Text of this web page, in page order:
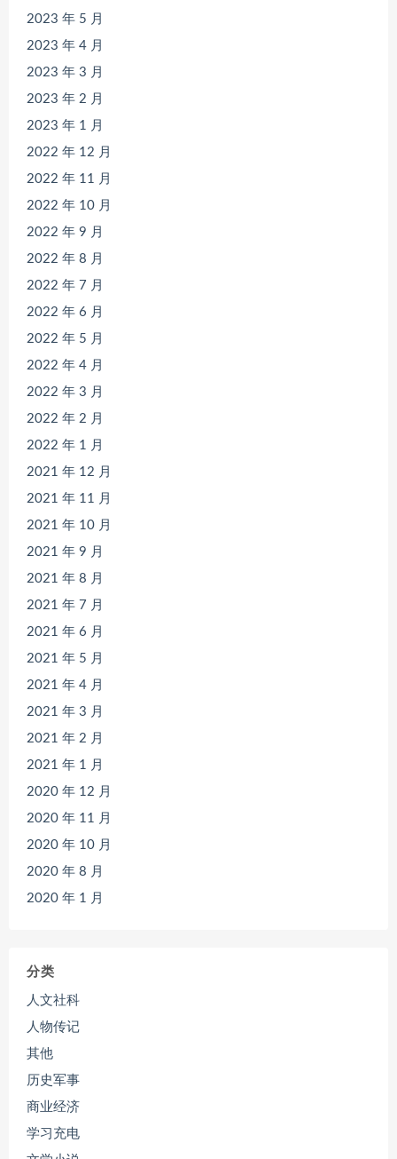
2023 年 5 月
2023 年 4 月
2023 年 3 月
2023 年 2 月
2023 年 1 月
2022 年 12 月
2022 年 11 月
2022 年 10 月
2022 年 9 月
2022 年 8 月
2022 年 7 月
2022 年 6 月
2022 年 5 月
2022 年 4 月
2022 年 3 月
2022 年 2 月
2022 年 1 月
2021 年 12 月
2021 年 11 月
2021 年 10 月
2021 年 9 月
2021 年 8 月
2021 年 7 月
2021 年 6 月
2021 年 5 月
2021 年 4 月
2021 年 3 月
2021 年 2 月
2021 年 1 月
2020 年 12 月
2020 年 11 月
2020 年 10 月
2020 年 8 月
2020 年 1 月
分类
人文社科
人物传记
其他
历史军事
商业经济
学习充电